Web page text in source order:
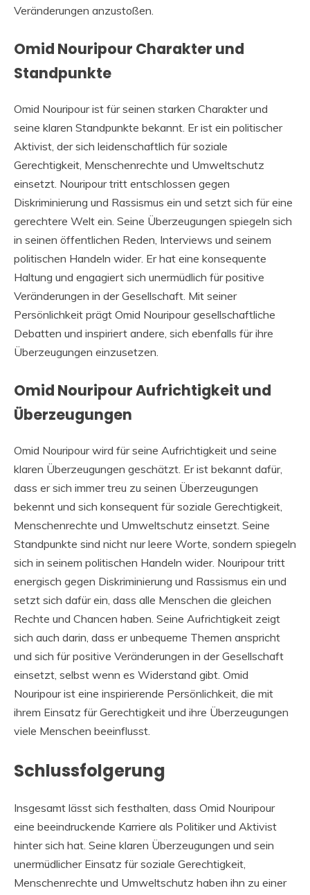
Veränderungen anzustoßen.
Omid Nouripour Charakter und
Standpunkte
Omid Nouripour ist für seinen starken Charakter und
seine klaren Standpunkte bekannt. Er ist ein politischer
Aktivist, der sich leidenschaftlich für soziale
Gerechtigkeit, Menschenrechte und Umweltschutz
einsetzt. Nouripour tritt entschlossen gegen
Diskriminierung und Rassismus ein und setzt sich für eine
gerechtere Welt ein. Seine Überzeugungen spiegeln sich
in seinen öffentlichen Reden, Interviews und seinem
politischen Handeln wider. Er hat eine konsequente
Haltung und engagiert sich unermüdlich für positive
Veränderungen in der Gesellschaft. Mit seiner
Persönlichkeit prägt Omid Nouripour gesellschaftliche
Debatten und inspiriert andere, sich ebenfalls für ihre
Überzeugungen einzusetzen.
Omid Nouripour Aufrichtigkeit und
Überzeugungen
Omid Nouripour wird für seine Aufrichtigkeit und seine
klaren Überzeugungen geschätzt. Er ist bekannt dafür,
dass er sich immer treu zu seinen Überzeugungen
bekennt und sich konsequent für soziale Gerechtigkeit,
Menschenrechte und Umweltschutz einsetzt. Seine
Standpunkte sind nicht nur leere Worte, sondern spiegeln
sich in seinem politischen Handeln wider. Nouripour tritt
energisch gegen Diskriminierung und Rassismus ein und
setzt sich dafür ein, dass alle Menschen die gleichen
Rechte und Chancen haben. Seine Aufrichtigkeit zeigt
sich auch darin, dass er unbequeme Themen anspricht
und sich für positive Veränderungen in der Gesellschaft
einsetzt, selbst wenn es Widerstand gibt. Omid
Nouripour ist eine inspirierende Persönlichkeit, die mit
ihrem Einsatz für Gerechtigkeit und ihre Überzeugungen
viele Menschen beeinflusst.
Schlussfolgerung
Insgesamt lässt sich festhalten, dass Omid Nouripour
eine beeindruckende Karriere als Politiker und Aktivist
hinter sich hat. Seine klaren Überzeugungen und sein
unermüdlicher Einsatz für soziale Gerechtigkeit,
Menschenrechte und Umweltschutz haben ihn zu einer